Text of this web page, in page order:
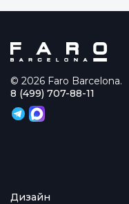
© 2026 Faro Barcelona.
Дизайн
8 (499) 707-88-11